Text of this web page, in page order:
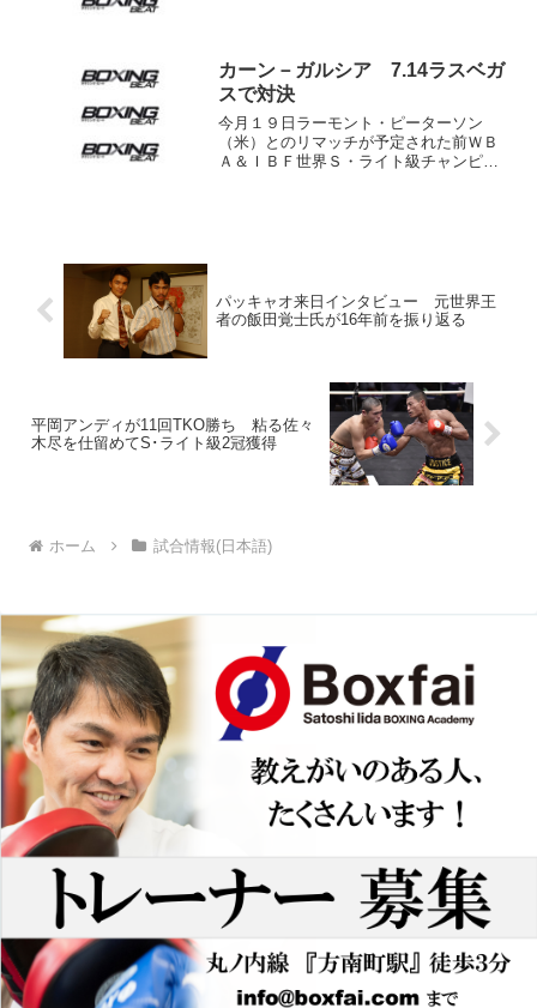
WBCとの...
カーン－ガルシア 7.14ラスベガ
スで対決
今月１９日ラーモント・ピーターソン
（米）とのリマッチが予定された前ＷＢ
Ａ＆ＩＢＦ世界Ｓ・ライト級チャンピオ
パッキャオ来日インタビュー 元世界王
者の飯田覚士氏が16年前を振り返る
平岡アンディが11回TKO勝ち 粘る佐々
木尽を仕留めてS･ライト級2冠獲得
ホーム 試合情報(日本語)